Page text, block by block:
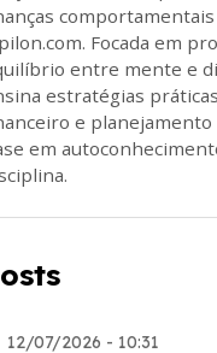
Focada em
entre mente e
estratégias
e planejamento
em
12/07/2026 - 10:31